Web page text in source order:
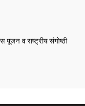
पूजन व राष्ट्रीय संगोष्ठी